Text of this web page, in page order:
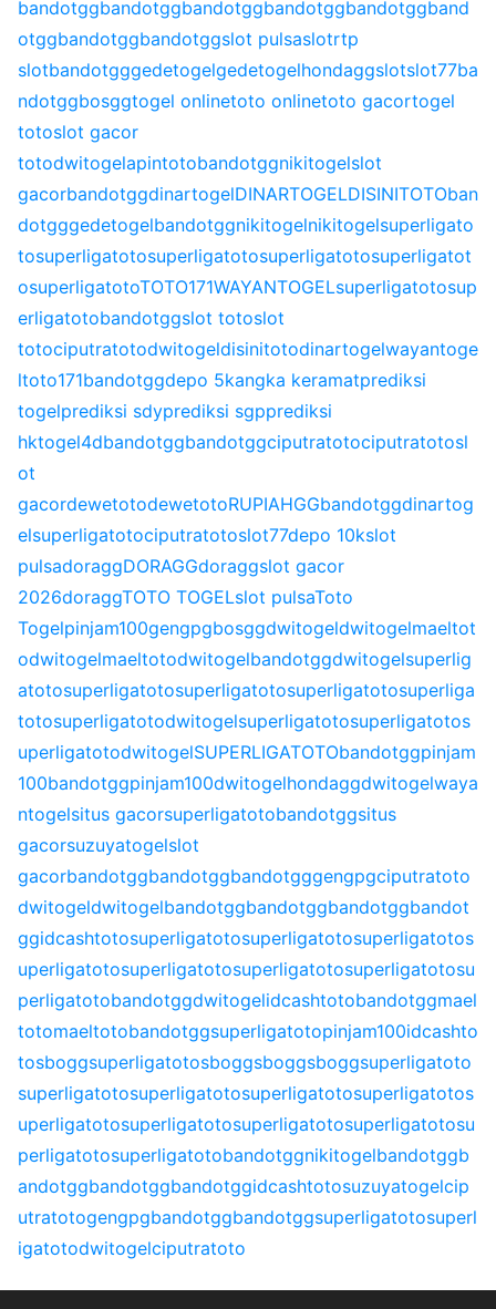
bandotggbandotggbandotggbandotggbandotggband
otggbandotggbandotggslot pulsaslotrtp
slotbandotgggedetogelgedetogelhondaggslotslot77ba
ndotggbosggtogel onlinetoto onlinetoto gacortogel
totoslot gacor
totodwitogelapintotobandotggnikitogelslot
gacorbandotggdinartogelDINARTOGELDISINITOTOban
dotgggedetogelbandotggnikitogelnikitogelsuperligato
tosuperligatotosuperligatotosuperligatotosuperligatot
osuperligatotoTOTO171WAYANTOGELsuperligatotosup
erligatotobandotggslot totoslot
totociputratotodwitogeldisinitotodinartogelwayantoge
ltoto171bandotggdepo 5kangka keramatprediksi
togelprediksi sdyprediksi sgpprediksi
hktogel4dbandotggbandotggciputratotociputratotosl
ot
gacordewetotodewetotoRUPIAHGGbandotggdinartog
elsuperligatotociputratotoslot77depo 10kslot
pulsadoraggDORAGGdoraggslot gacor
2026doraggTOTO TOGELslot pulsaToto
Togelpinjam100gengpgbosggdwitogeldwitogelmaeltot
odwitogelmaeltotodwitogelbandotggdwitogelsuperlig
atotosuperligatotosuperligatotosuperligatotosuperliga
totosuperligatotodwitogelsuperligatotosuperligatotos
uperligatotodwitogelSUPERLIGATOTObandotggpinjam
100bandotggpinjam100dwitogelhondaggdwitogelwaya
ntogelsitus gacorsuperligatotobandotggsitus
gacorsuzuyatogelslot
gacorbandotggbandotggbandotgggengpgciputratoto
dwitogeldwitogelbandotggbandotggbandotggbandot
ggidcashtotosuperligatotosuperligatotosuperligatotos
uperligatotosuperligatotosuperligatotosuperligatotosu
perligatotobandotggdwitogelidcashtotobandotggmael
totomaeltotobandotggsuperligatotopinjam100idcashto
tosboggsuperligatotosboggsboggsboggsuperligatoto
superligatotosuperligatotosuperligatotosuperligatotos
uperligatotosuperligatotosuperligatotosuperligatotosu
perligatotosuperligatotobandotggnikitogelbandotggb
andotggbandotggbandotggidcashtotosuzuyatogelcip
utratotogengpgbandotggbandotggsuperligatotosuperl
igatotodwitogelciputratoto